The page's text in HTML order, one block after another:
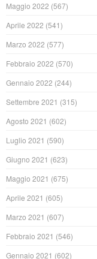
Maggio 2022 (567)
Aprile 2022 (541)
Marzo 2022 (577)
Febbraio 2022 (570)
Gennaio 2022 (244)
Settembre 2021 (315)
Agosto 2021 (602)
Luglio 2021 (590)
Giugno 2021 (623)
Maggio 2021 (675)
Aprile 2021 (605)
Marzo 2021 (607)
Febbraio 2021 (546)
Gennaio 2021 (602)